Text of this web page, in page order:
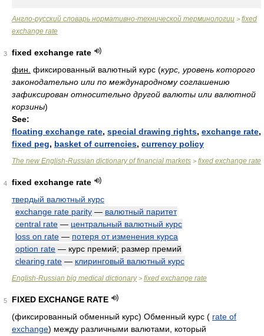
Англо-русский словарь нормативно-технической терминологии > fixed
exchange rate
3
fixed exchange rate
фин. фиксированный валютный курс (курс, уровень которого
законодательно или по международному соглашению
зафиксирован относительно другой валюты или валютной
корзины)
See:
floating exchange rate, special drawing rights, exchange rate,
fixed peg, basket of currencies, currency policy
The new English-Russian dictionary of financial markets > fixed exchange rate
4
fixed exchange rate
твердый валютный курс
exchange rate parity — валютный паритет
central rate — центральный валютный курс
loss on rate — потеря от изменения курса
option rate — курс премий; размер премий
clearing rate — клиринговый валютный курс
English-Russian big medical dictionary> fixed exchange rate
5
FIXED EXCHANGE RATE
(фиксированный обменный курс) Обменный курс ( rate of
exchange) между различными валютами, который